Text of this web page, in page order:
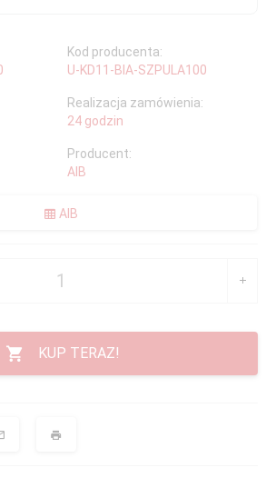
Kod producenta:
U-KD11-BIA-SZPULA100
Realizacja zamówienia:
24 godzin
Producent:
AIB
AIB
KUP TERAZ!